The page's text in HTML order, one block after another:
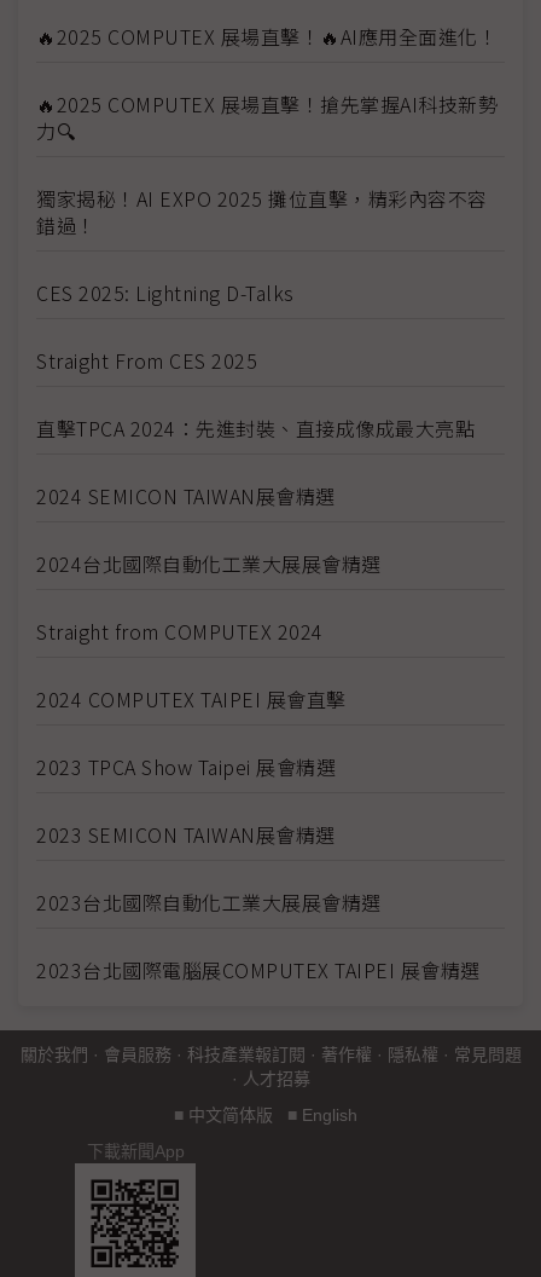
🔥2025 COMPUTEX 展場直擊！🔥AI應用全面進化！
🔥2025 COMPUTEX 展場直擊！搶先掌握AI科技新勢
力🔍
獨家揭秘！AI EXPO 2025 攤位直擊，精彩內容不容
錯過！
CES 2025: Lightning D-Talks
Straight From CES 2025
直擊TPCA 2024：先進封裝、直接成像成最大亮點
2024 SEMICON TAIWAN展會精選
2024台北國際自動化工業大展展會精選
Straight from COMPUTEX 2024
2024 COMPUTEX TAIPEI 展會直擊
2023 TPCA Show Taipei 展會精選
2023 SEMICON TAIWAN展會精選
2023台北國際自動化工業大展展會精選
2023台北國際電腦展COMPUTEX TAIPEI 展會精選
關於我們 · 會員服務 · 科技產業報訂閱 · 著作權 · 隱私權 · 常見問題
· 人才招募
■ 中文简体版 ■ English
下載新聞App